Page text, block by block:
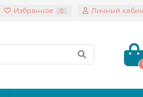
Избранное 0 Личный